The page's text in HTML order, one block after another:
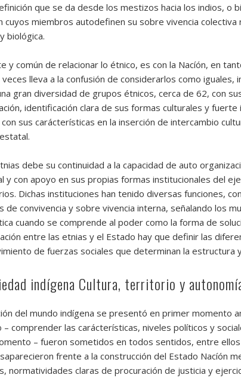
que se da desde los mestizos hacia los indios, o
cuyos miembros autodefinen su sobre vivencia
biológica.
y común de relacionar lo étnico, es con la Nacíón, en
lleva a la confusión de considerarlos como
gran diversidad de grupos étnicos, cerca de 62, con
identificación clara de sus formas culturales y
sus carácterísticas en la inserción de intercambio
debe su continuidad a la capacidad de auto
y con apoyo en sus propias formas institucionales del
Dichas instituciones han tenido diversas funciones,
de convivencia y sobre vivencia interna, señalando los
cuando se comprende al poder como la forma de
entre las etnias y el Estado hay que definir las
de fuerzas sociales que determinan la estructura
indígena Cultura, territorio y
del mundo indígena se presentó en primer momento
comprender las carácterísticas, niveles políticos y
– fueron sometidos en todos sentidos, entre
frente a la construcción del Estado Nacíón
normatividades claras de procuración de justicia y